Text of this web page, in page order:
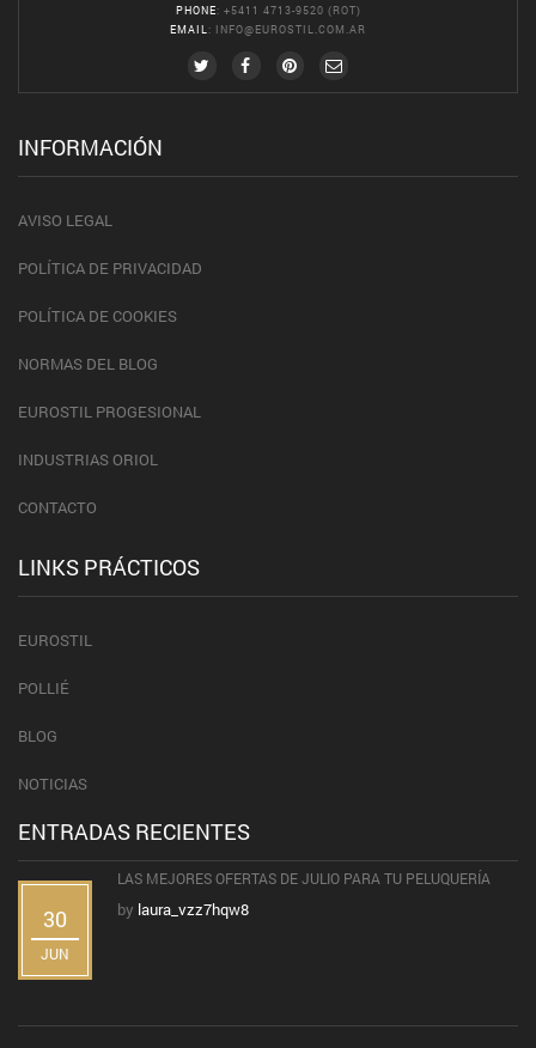
PHONE: +5411 4713-9520 (ROT)
EMAIL : INFO@EUROSTIL.COM.AR
INFORMACIÓN
AVISO LEGAL
POLÍTICA DE PRIVACIDAD
POLÍTICA DE COOKIES
NORMAS DEL BLOG
EUROSTIL PROGESIONAL
INDUSTRIAS ORIOL
CONTACTO
LINKS PRÁCTICOS
EUROSTIL
POLLIÉ
BLOG
NOTICIAS
ENTRADAS RECIENTES
30
JUN
LAS MEJORES OFERTAS DE JULIO PARA TU PELUQUERÍA
by laura_vzz7hqw8